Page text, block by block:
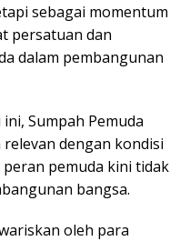
sebagai momentum
persatuan dan
dalam pembangunan
Sumpah Pemuda
dengan kondisi
peran pemuda kini tidak
bangsa.
oleh para